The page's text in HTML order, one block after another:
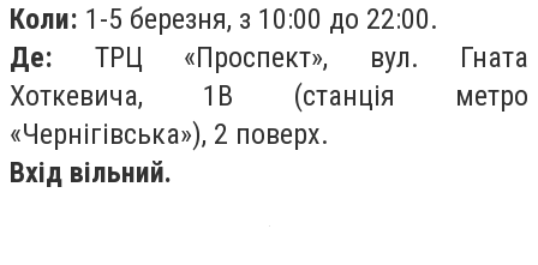
Коли: 1-5 березня, з 10:00 до 22:00.
Де: ТРЦ «Проспект», вул. Гната
Хоткевича, 1В (станція метро
«Чернігівська»), 2 поверх.
Вхід вільний.